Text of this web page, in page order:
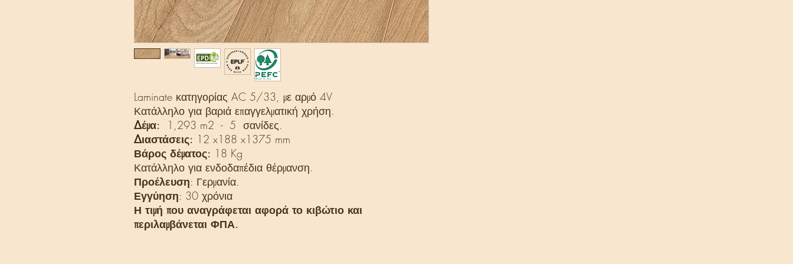
Laminate κατηγορίας AC 5/33, με αρμό 4V
Κατάλληλο για βαριά επαγγελματική χρήση.
Δέμα: 1,293 m2 - 5 σανίδες.
Διαστάσεις: 12 x188 x1375 mm
Βάρος δέματος: 18 Kg
Κατάλληλο για ενδοδαπέδια θέρμανση.
Προέλευση: Γερμανία.
Εγγύηση: 30 χρόνια
Η τιμή που αναγράφεται αφορά το κιβώτιο και
περιλαμβάνεται ΦΠΑ.